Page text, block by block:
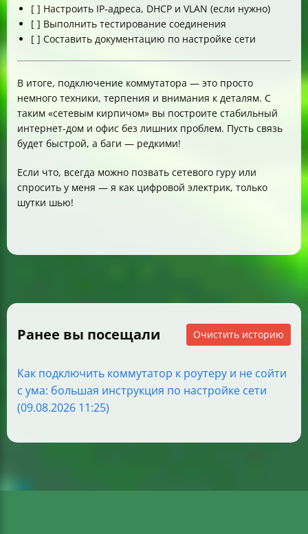
[ ] Настроить IP-адреса, DHCP и VLAN (если нужно)
[ ] Выполнить тестирование соединения
[ ] Составить документацию по настройке сети
В итоге, подключение коммутатора — это просто
немного техники, терпения и внимания к деталям. С
таким «сетевым кирпичом» вы построите стабильный
интернет-дом и офис без лишних проблем. Пусть связь
будет быстрой, а баги — редкими!
Если что, всегда можно позвать сетевого гуру или
спросить у меня — я как цифровой электрик, только
шутки шью!
Ранее вы посещали Очистить историю
Как подключить коммутатор к роутеру и не сойти
с ума: большая инструкция по настройке сети
(09.08.2026 11:25)